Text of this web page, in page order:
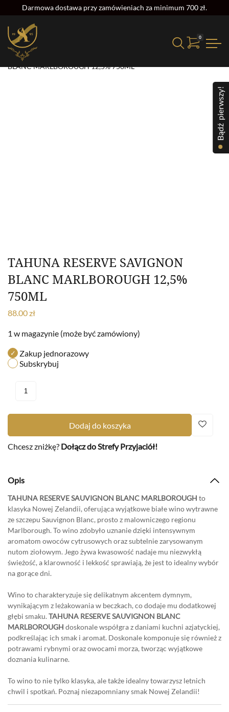
Darmowa dostawa przy zamówieniach za minimum 700 zł.
0
Strona główna
BLANC MARLBOROUGH 12,5% 750ML
TAHUNA RESERVE SAVIGNON
BLANC MARLBOROUGH 12,5%
750ML
88.00zł
1 w magazynie (może być zamówiony)
Zakup jednorazowy
Subskrybuj
Dodaj do koszyka
Chcesz zniżkę? Dołącz do Strefy Przyjaciół!
Opis
TAHUNA RESERVE SAUVIGNON BLANC MARLBOROUGH to
klasyka Nowej Zelandii, oferująca wyjątkowe białe wino wytrawne
ze szczepu Sauvignon Blanc, prosto z malowniczego regionu
Marlborough. To wino zdobyło uznanie dzięki intensywnym
aromatom owoców cytrusowych oraz subtelnie zarysowanym
nutom ziołowym. Jego żywa kwasowość nadaje mu niezwykłą
świeżość, a klarowność i lekkość sprawiają, że jest to idealny wybór
na gorące dni.
Wino to charakteryzuje się delikatnym akcentem dymnym,
wynikającym z leżakowania w beczkach, co dodaje mu dodatkowej
głębi smaku. TAHUNA RESERVE SAUVIGNON BLANC
MARLBOROUGH doskonale współgra z daniami kuchni azjatyckiej,
podkreślając ich smak i aromat. Doskonale komponuje się również z
potrawami rybnymi oraz owocami morza, tworząc wyjątkowe
doznania kulinarne.
To wino to nie tylko klasyka, ale także idealny towarzysz letnich
chwil i spotkań. Poznaj niezapomniany smak Nowej Zelandii!
Bądź pierwszy!